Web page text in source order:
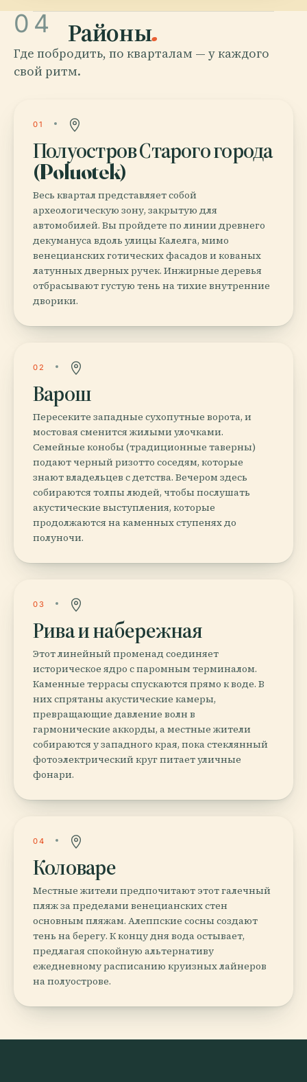
04 Районы.
Где побродить, по кварталам — у каждого
свой ритм.
01
Полуостров Старого города
(Poluotek)
Весь квартал представляет собой
археологическую зону, закрытую для
автомобилей. Вы пройдете по линии древнего
декумануса вдоль улицы Калелга, мимо
венецианских готических фасадов и кованых
латунных дверных ручек. Инжирные деревья
отбрасывают густую тень на тихие внутренние
дворики.
02
Варош
Пересеките западные сухопутные ворота, и
мостовая сменится жилыми улочками.
Семейные конобы (традиционные таверны)
подают черный ризотто соседям, которые
знают владельцев с детства. Вечером здесь
собираются толпы людей, чтобы послушать
акустические выступления, которые
продолжаются на каменных ступенях до
полуночи.
03
Рива и набережная
Этот линейный променад соединяет
историческое ядро с паромным терминалом.
Каменные террасы спускаются прямо к воде. В
них спрятаны акустические камеры,
превращающие давление волн в
гармонические аккорды, а местные жители
собираются у западного края, пока стеклянный
фотоэлектрический круг питает уличные
фонари.
04
Коловаре
Местные жители предпочитают этот галечный
пляж за пределами венецианских стен
основным пляжам. Алеппские сосны создают
тень на берегу. К концу дня вода остывает,
предлагая спокойную альтернативу
ежедневному расписанию круизных лайнеров
на полуострове.